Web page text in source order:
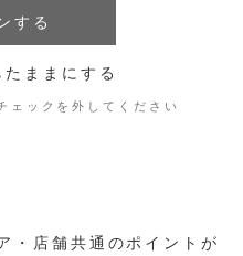
たままにする
ェックを外してください
・店舗共通のポイントが